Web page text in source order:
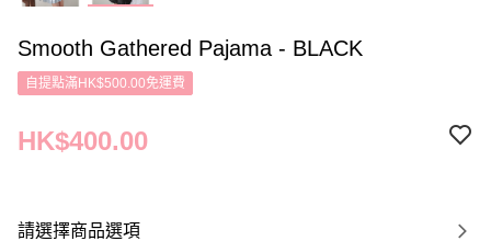
Smooth Gathered Pajama - BLACK
自提點滿HK$500.00免運費
HK$400.00
請選擇商品選項